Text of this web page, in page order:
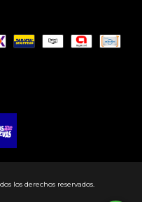
los derechos reservados.